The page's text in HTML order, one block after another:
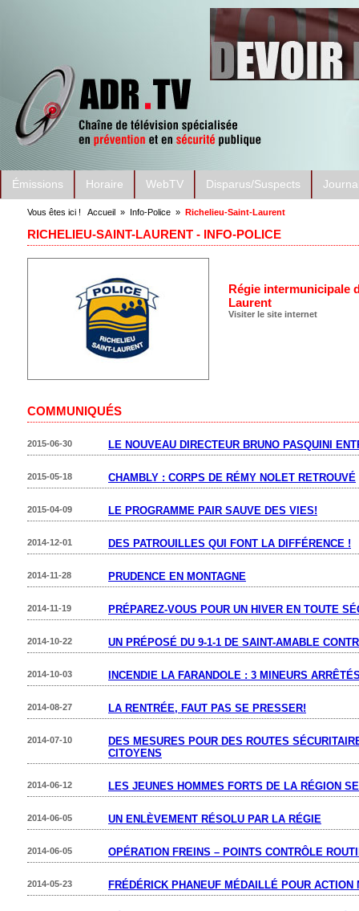
Émissions Horaire WebTV Disparus/Suspects
Vous êtes ici ! Accueil » Info-Police » Richelieu-Saint-Laurent
RICHELIEU-SAINT-LAURENT - INFO-POLICE
Régie intermunicipale
Laurent
Visiter le site internet
COMMUNIQUÉS
LE NOUVEAU DIRECTEUR BRUNO PASQUINI
2015-06-30
CHAMBLY : CORPS DE RÉMY NOLET RETROUVÉ
2015-05-18
LE PROGRAMME PAIR SAUVE DES VIES!
2015-04-09
DES PATROUILLES QUI FONT LA DIFFÉRENCE !
2014-12-01
PRUDENCE EN MONTAGNE
2014-11-28
PRÉPAREZ-VOUS POUR UN HIVER EN TOUTE
2014-11-19
UN PRÉPOSÉ DU 9-1-1 DE SAINT-AMABLE
2014-10-22
INCENDIE LA FARANDOLE : 3 MINEURS
2014-10-03
LA RENTRÉE, FAUT PAS SE PRESSER!
2014-08-27
DES MESURES POUR DES ROUTES
CITOYENS
2014-07-10
LES JEUNES HOMMES FORTS DE LA RÉGION
2014-06-12
UN ENLÈVEMENT RÉSOLU PAR LA RÉGIE
2014-06-05
OPÉRATION FREINS – POINTS CONTRÔLE
2014-06-05
FRÉDÉRICK PHANEUF MÉDAILLÉ POUR ACTION
2014-05-23